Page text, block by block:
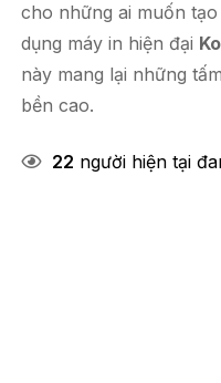
cho những ai muốn
dụng máy in hiện đại
này mang lại những
bền cao.
22 người hiện tại